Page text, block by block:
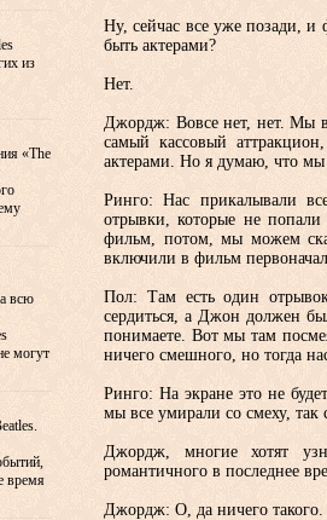
Ну, сейчас все уже позади,
быть актерами?
Нет.
Джордж: Вовсе нет, нет. Мы
самый кассовый
актерами. Но я думаю, что мы
Ринго: Нас прикалывали
отрывки, которые не
фильм, потом, мы можем
включили в фильм
Пол: Там есть один
сердиться, а Джон должен
понимаете. Вот мы там
ничего смешного, но тогда
Ринго: На экране это не
мы все умирали со смеху, так
Джордж, многие хотят
романтичного в последнее
Джордж: O, да ничего
из
«The
всю
могут
время